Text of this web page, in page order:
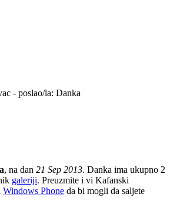
, na dan 21 Sep 2013. Danka ima ukupno 2
galeriji. Preuzmite i vi Kafanski
Windows Phone da bi mogli da saljete